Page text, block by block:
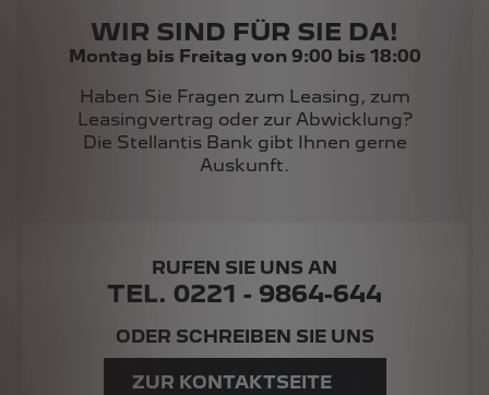
WIR SIND FÜR SIE DA!
Montag bis Freitag von 9:00 bis 18:00
Haben Sie Fragen zum Leasing, zum
Leasingvertrag oder zur Abwicklung?
Die Stellantis Bank gibt Ihnen gerne
Auskunft.
RUFEN SIE UNS AN
TEL. 0221 - 9864-644
ODER SCHREIBEN SIE UNS
ZUR KONTAKTSEITE